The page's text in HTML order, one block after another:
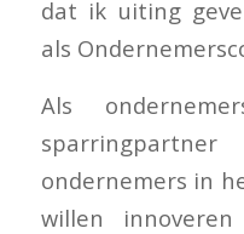
dat ik uiting
als
Als
ondernemers in
willen